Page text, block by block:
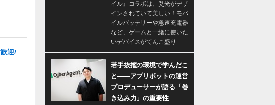
迎/
イル』コラボは、爻光がデザ
インされていて美しい！モバ
イルバッテリーや急速充電器
など、ゲームと一緒に使いた
いデバイスがてんこ盛り
若手抜擢の環境で学んだこ
と――アプリボットの運営
プロデューサーが語る「巻
き込み力」の重要性